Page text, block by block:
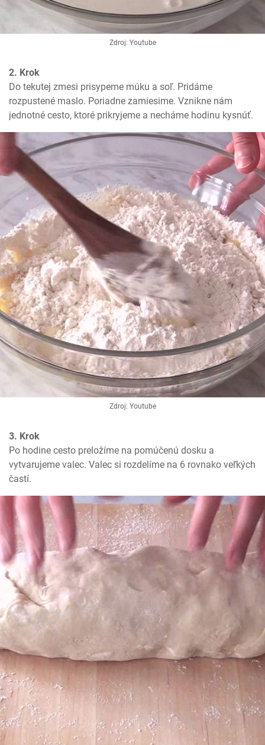
Zdroj: Youtube
2. Krok
Do tekutej zmesi prisypeme múku a soľ. Pridáme
rozpustené maslo. Poriadne zamiesime. Vznikne nám
jednotné cesto, ktoré prikryjeme a necháme hodinu kysnúť.
Zdroj: Youtube
3. Krok
Po hodine cesto preložíme na pomúčenú dosku a
vytvarujeme valec. Valec si rozdelíme na 6 rovnako veľkých
častí.